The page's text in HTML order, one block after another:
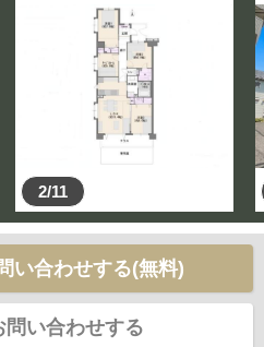
2/11
い合わせする(無料)
問い合わせする